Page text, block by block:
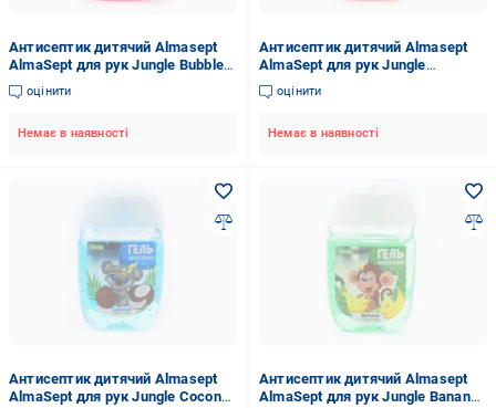
Антисептик дитячий Almasept
AlmaSept для рук Jungle Bubble
gum 30 мл
оцінити
Немає в наявності
Антисептик дитячий Almasept
AlmaSept для рук Jungle
Strawberry 30 мл
оцінити
Немає в наявності
Антисептик дитячий Almasept
AlmaSept для рук Jungle Coconut
Антисептик дитячий Almasept
AlmaSept для рук Jungle Banana